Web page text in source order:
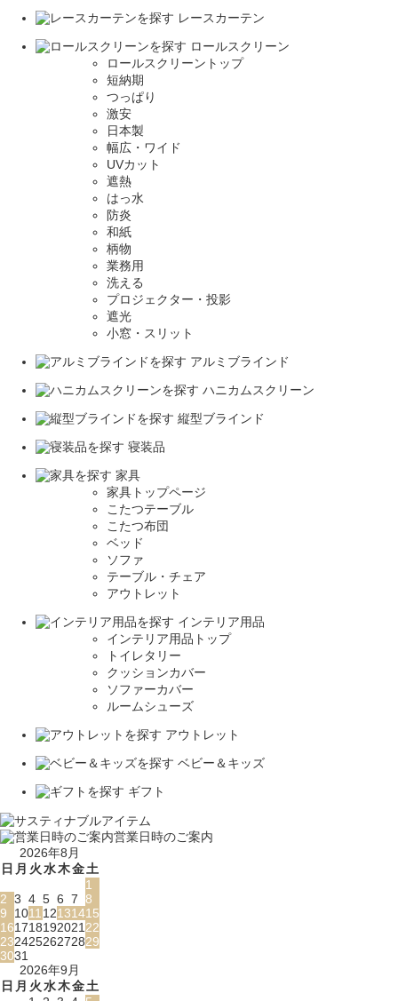
レースカーテン
ロールスクリーン
ロールスクリーントップ
短納期
つっぱり
激安
日本製
幅広・ワイド
UVカット
遮熱
はっ水
防炎
和紙
柄物
業務用
洗える
プロジェクター・投影
遮光
小窓・スリット
アルミブラインド
ハニカムスクリーン
縦型ブラインド
寝装品
家具
家具トップページ
こたつテーブル
こたつ布団
ベッド
ソファ
テーブル・チェア
アウトレット
インテリア用品
インテリア用品トップ
トイレタリー
クッションカバー
ソファーカバー
ルームシューズ
アウトレット
ベビー＆キッズ
ギフト
営業日時のご案内
2026年8月
日 月 火水木金土
1
2 3 4 5 6 7 8
9
1011 12131415
161718192021 22
23242526272829
3031
2026年9月
日 月 火水木金土